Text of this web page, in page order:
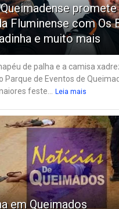
Fluminense com Os
e muito mais
de palha e a camisa
Parque de Eventos de
feste...
Leia mais
em Queimados